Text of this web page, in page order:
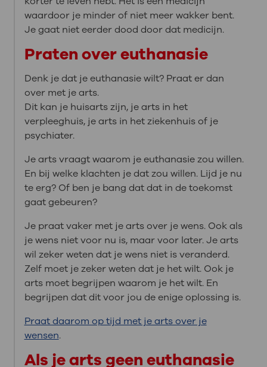
waardoor je minder of niet meer wakker bent.
Je gaat niet eerder dood door dat medicijn.
Praten over euthanasie
Denk je dat je euthanasie wilt? Praat er dan
over met je arts.
Dit kan je huisarts zijn, je arts in het
verpleeghuis, je arts in het ziekenhuis of je
psychiater.
Je arts vraagt waarom je euthanasie zou willen.
En bij welke klachten je dat zou willen. Lijd je nu
te erg? Of ben je bang dat dat in de toekomst
gaat gebeuren?
Je praat vaker met je arts over je wens. Ook als
je wens niet voor nu is, maar voor later. Je arts
wil zeker weten dat je wens niet is veranderd.
Zelf moet je zeker weten dat je het wilt. Ook je
arts moet begrijpen waarom je het wilt. En
begrijpen dat dit voor jou de enige oplossing is.
Praat daarom op tijd met je arts over je
wensen.
Als je arts geen euthanasie